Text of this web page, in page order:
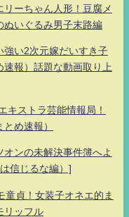
ーちゃん人形！豆腐メ
ぬいぐるみ男子末路編
強い2次元嫁だいすき子
報）話題な動画取り上
キストラ芸能情報局！
め速報）
ンの未解決事件簿へよ
信じるな編）]
貞！女装子オネエ的ま
リッフル